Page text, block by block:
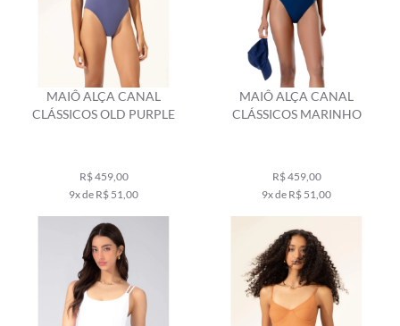
MAIÔ ALÇA CANAL
CLÁSSICOS OLD PURPLE
R$ 459,00
9x de R$ 51,00
MAIÔ ALÇA CANAL
CLÁSSICOS MARINHO
R$ 459,00
9x de R$ 51,00